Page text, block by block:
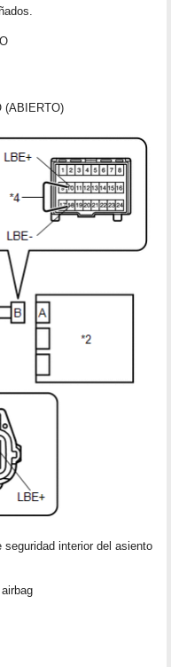
(ABIERTO)
seguridad interior del asiento